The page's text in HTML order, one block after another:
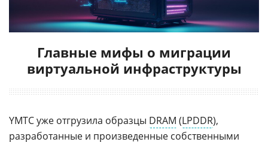
Главные мифы о миграции
виртуальной инфраструктуры
YMTC уже отгрузила образцы DRAM (LPDDR),
разработанные и произведенные собственными